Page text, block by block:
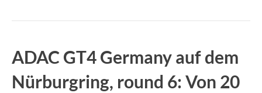
ADAC GT4 Germany auf dem
Nürburgring, round 6: Von 20